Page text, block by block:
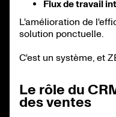
Flux de travail
L'amélioration de
solution ponctuelle.
C'est un système, et
Le rôle du
des ventes